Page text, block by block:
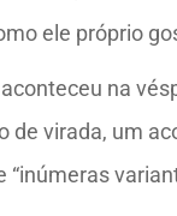
ele próprio
na
de virada, um
“inúmeras